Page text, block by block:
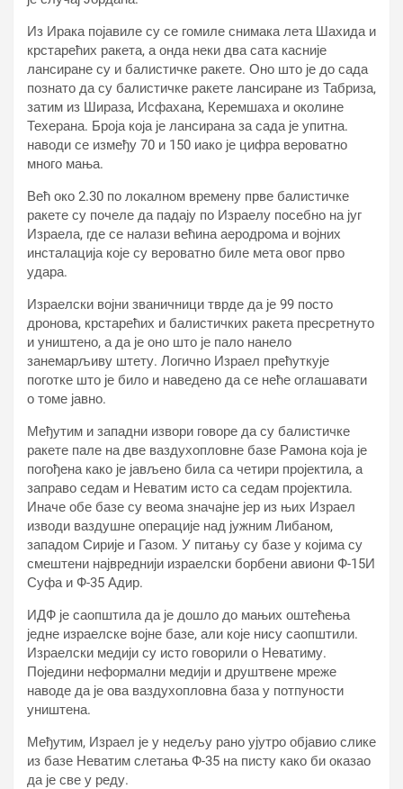
Из Ирака појавиле су се гомиле снимака лета Шахида и
крстарећих ракета, а онда неки два сата касније
лансиране су и балистичке ракете. Оно што је до сада
познато да су балистичке ракете лансиране из Табриза,
затим из Шираза, Исфахана, Керемшаха и околине
Техерана. Броја која је лансирана за сада је упитна.
наводи се између 70 и 150 иако је цифра вероватно
много мања.
Већ око 2.30 по локалном времену прве балистичке
ракете су почеле да падају по Израелу посебно на југ
Израела, где се налази већина аеродрома и војних
инсталација које су вероватно биле мета овог прво
удара.
Израелски војни званичници тврде да је 99 посто
дронова, крстарећих и балистичких ракета пресретнуто
и уништено, а да је оно што је пало нанело
занемарљиву штету. Логично Израел прећуткује
поготке што је било и наведено да се неће оглашавати
о томе јавно.
Међутим и западни извори говоре да су балистичке
ракете пале на две ваздухопловне базе Рамона која је
погођена како је јављено била са четири пројектила, а
заправо седам и Неватим исто са седам пројектила.
Иначе обе базе су веома значајне јер из њих Израел
изводи ваздушне операције над јужним Либаном,
западом Сирије и Газом. У питању су базе у којима су
смештени највреднији израелски борбени авиони Ф-15И
Суфа и Ф-35 Адир.
ИДФ је саопштила да је дошло до мањих оштећења
једне израелске војне базе, али које нису саопштили.
Израелски медији су исто говорили о Неватиму.
Поједини неформални медији и друштвене мреже
наводе да је ова ваздухопловна база у потпуности
уништена.
Међутим, Израел је у недељу рано ујутро објавио слике
из базе Неватим слетања Ф-35 на писту како би оказао
да је све у реду.